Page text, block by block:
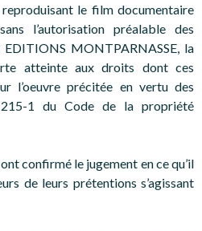
le film documentaire
l’autorisation préalable des
MONTPARNASSE, la
atteinte aux droits dont ces
l’oeuvre précitée en vertu des
1 du Code de la propriété
confirmé le jugement en ce qu’il
de leurs prétentions s’agissant